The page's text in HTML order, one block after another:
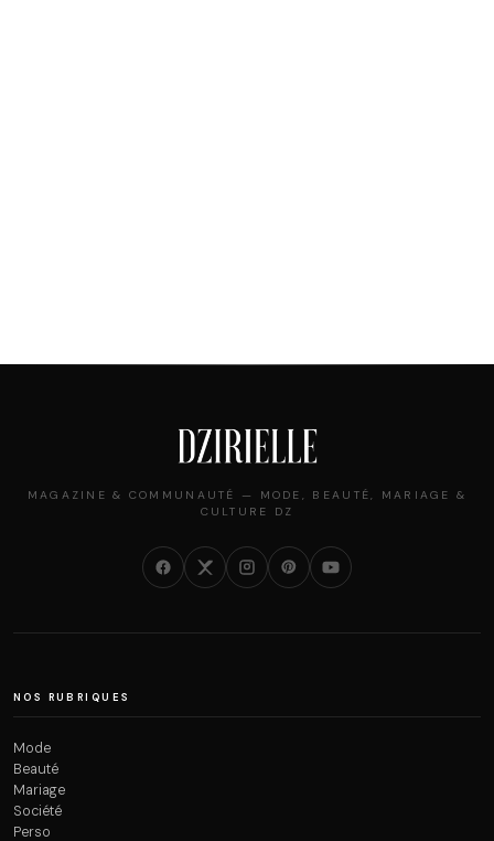
MAGAZINE & COMMUNAUTÉ — MODE, BEAUTÉ, MARIAGE &
CULTURE DZ
NOS RUBRIQUES
Mode
Beauté
Mariage
Société
Perso